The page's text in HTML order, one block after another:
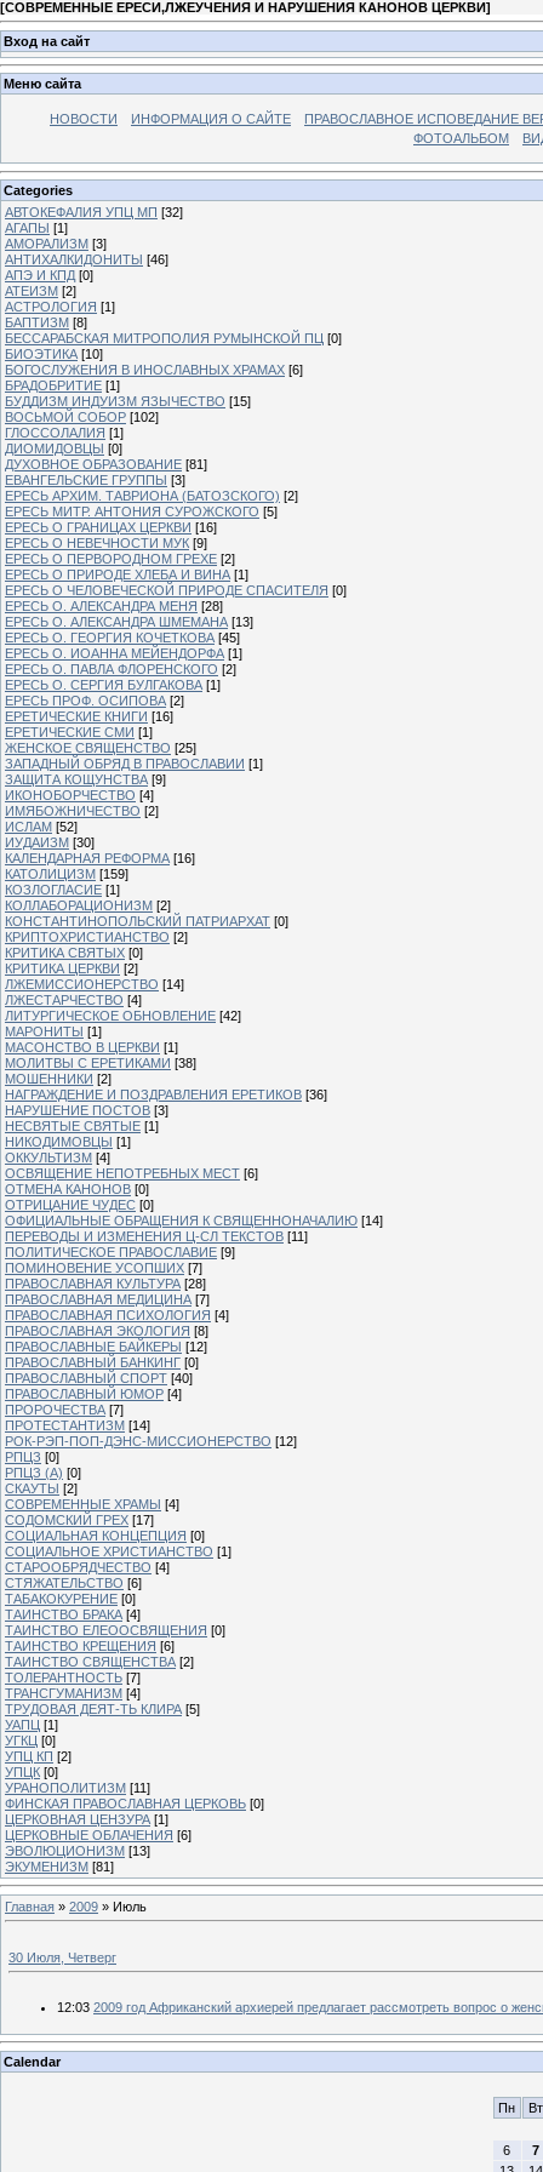
[СОВРЕМЕННЫЕ ЕРЕСИ,ЛЖЕУЧЕНИЯ И НАРУШЕНИЯ КАНОНОВ ЦЕРКВИ]
Вход на сайт
Меню сайта
НОВОСТИ ИНФОРМАЦИЯ О САЙТЕ
ПРАВОСЛАВНОЕ ИСПОВЕДАНИЕ
ФОТОАЛЬБОМ
Categories
АВТОКЕФАЛИЯ УПЦ МП [32]
АГАПЫ [1]
АМОРАЛИЗМ [3]
АНТИХАЛКИДОНИТЫ [46]
АПЭ И КПД [0]
АТЕИЗМ [2]
АСТРОЛОГИЯ [1]
БАПТИЗМ [8]
БЕССАРАБСКАЯ МИТРОПОЛИЯ РУМЫНСКОЙ ПЦ [0]
БИОЭТИКА [10]
БОГОСЛУЖЕНИЯ В ИНОСЛАВНЫХ ХРАМАХ [6]
БРАДОБРИТИЕ [1]
БУДДИЗМ ИНДУИЗМ ЯЗЫЧЕСТВО [15]
ВОСЬМОЙ СОБОР [102]
ГЛОССОЛАЛИЯ [1]
ДИОМИДОВЦЫ [0]
ДУХОВНОЕ ОБРАЗОВАНИЕ [81]
ЕВАНГЕЛЬСКИЕ ГРУППЫ [3]
ЕРЕСЬ АРХИМ. ТАВРИОНА (БАТОЗСКОГО) [2]
ЕРЕСЬ МИТР. АНТОНИЯ СУРОЖСКОГО [5]
ЕРЕСЬ О ГРАНИЦАХ ЦЕРКВИ [16]
ЕРЕСЬ О НЕВЕЧНОСТИ МУК [9]
ЕРЕСЬ О ПЕРВОРОДНОМ ГРЕХЕ [2]
ЕРЕСЬ О ПРИРОДЕ ХЛЕБА И ВИНА [1]
ЕРЕСЬ О ЧЕЛОВЕЧЕСКОЙ ПРИРОДЕ СПАСИТЕЛЯ [0]
ЕРЕСЬ О. АЛЕКСАНДРА МЕНЯ [28]
ЕРЕСЬ О. АЛЕКСАНДРА ШМЕМАНА [13]
ЕРЕСЬ О. ГЕОРГИЯ КОЧЕТКОВА [45]
ЕРЕСЬ О. ИОАННА МЕЙЕНДОРФА [1]
ЕРЕСЬ О. ПАВЛА ФЛОРЕНСКОГО [2]
ЕРЕСЬ О. СЕРГИЯ БУЛГАКОВА [1]
ЕРЕСЬ ПРОФ. ОСИПОВА [2]
ЕРЕТИЧЕСКИЕ КНИГИ [16]
ЕРЕТИЧЕСКИЕ СМИ [1]
ЖЕНСКОЕ СВЯЩЕНСТВО [25]
ЗАПАДНЫЙ ОБРЯД В ПРАВОСЛАВИИ [1]
ЗАЩИТА КОЩУНСТВА [9]
ИКОНОБОРЧЕСТВО [4]
ИМЯБОЖНИЧЕСТВО [2]
ИСЛАМ [52]
ИУДАИЗМ [30]
КАЛЕНДАРНАЯ РЕФОРМА [16]
КАТОЛИЦИЗМ [159]
КОЗЛОГЛАСИЕ [1]
КОЛЛАБОРАЦИОНИЗМ [2]
КОНСТАНТИНОПОЛЬСКИЙ ПАТРИАРХАТ [0]
КРИПТОХРИСТИАНСТВО [2]
КРИТИКА СВЯТЫХ [0]
КРИТИКА ЦЕРКВИ [2]
ЛЖЕМИССИОНЕРСТВО [14]
ЛЖЕСТАРЧЕСТВО [4]
ЛИТУРГИЧЕСКОЕ ОБНОВЛЕНИЕ [42]
МАРОНИТЫ [1]
МАСОНСТВО В ЦЕРКВИ [1]
МОЛИТВЫ С ЕРЕТИКАМИ [38]
МОШЕННИКИ [2]
НАГРАЖДЕНИЕ И ПОЗДРАВЛЕНИЯ ЕРЕТИКОВ [36]
НАРУШЕНИЕ ПОСТОВ [3]
НЕСВЯТЫЕ СВЯТЫЕ [1]
НИКОДИМОВЦЫ [1]
ОККУЛЬТИЗМ [4]
ОСВЯЩЕНИЕ НЕПОТРЕБНЫХ МЕСТ [6]
ОТМЕНА КАНОНОВ [0]
ОТРИЦАНИЕ ЧУДЕС [0]
ОФИЦИАЛЬНЫЕ ОБРАЩЕНИЯ К СВЯЩЕННОНАЧАЛИЮ [14]
ПЕРЕВОДЫ И ИЗМЕНЕНИЯ Ц-СЛ ТЕКСТОВ [11]
ПОЛИТИЧЕСКОЕ ПРАВОСЛАВИЕ [9]
ПОМИНОВЕНИЕ УСОПШИХ [7]
ПРАВОСЛАВНАЯ КУЛЬТУРА [28]
ПРАВОСЛАВНАЯ МЕДИЦИНА [7]
ПРАВОСЛАВНАЯ ПСИХОЛОГИЯ [4]
ПРАВОСЛАВНАЯ ЭКОЛОГИЯ [8]
ПРАВОСЛАВНЫЕ БАЙКЕРЫ [12]
ПРАВОСЛАВНЫЙ БАНКИНГ [0]
ПРАВОСЛАВНЫЙ СПОРТ [40]
ПРАВОСЛАВНЫЙ ЮМОР [4]
ПРОРОЧЕСТВА [7]
ПРОТЕСТАНТИЗМ [14]
РОК-РЭП-ПОП-ДЭНС-МИССИОНЕРСТВО [12]
РПЦЗ [0]
РПЦЗ (А) [0]
СКАУТЫ [2]
СОВРЕМЕННЫЕ ХРАМЫ [4]
СОДОМСКИЙ ГРЕХ [17]
СОЦИАЛЬНАЯ КОНЦЕПЦИЯ [0]
СОЦИАЛЬНОЕ ХРИСТИАНСТВО [1]
СТАРООБРЯДЧЕСТВО [4]
СТЯЖАТЕЛЬСТВО [6]
ТАБАКОКУРЕНИЕ [0]
ТАИНСТВО БРАКА [4]
ТАИНСТВО ЕЛЕООСВЯЩЕНИЯ [0]
ТАИНСТВО КРЕЩЕНИЯ [6]
ТАИНСТВО СВЯЩЕНСТВА [2]
ТОЛЕРАНТНОСТЬ [7]
ТРАНСГУМАНИЗМ [4]
ТРУДОВАЯ ДЕЯТ-ТЬ КЛИРА [5]
УАПЦ [1]
УГКЦ [0]
УПЦ КП [2]
УПЦК [0]
УРАНОПОЛИТИЗМ [11]
ФИНСКАЯ ПРАВОСЛАВНАЯ ЦЕРКОВЬ [0]
ЦЕРКОВНАЯ ЦЕНЗУРА [1]
ЦЕРКОВНЫЕ ОБЛАЧЕНИЯ [6]
ЭВОЛЮЦИОНИЗМ [13]
ЭКУМЕНИЗМ [81]
Главная » 2009 » Июль
30 Июля, Четверг
12:03 2009 год Африканский архиерей предлагает рассмотреть вопрос о
Calendar
Пн Вт
6
7